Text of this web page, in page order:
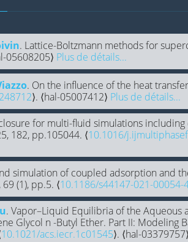
. Lattice-Boltzmann methods for
05608205⟩ Plus de détails...
. On the influence of the heat
⟩. ⟨hal-05007412⟩ Plus de détails...
for multi-fluid simulations
182, pp.105044. ⟨10.1016/
simulation of coupled adsorption and
(1), pp.5. ⟨10.1186/s44147-021-00054-
. Vapor–Liquid Equilibria of the Aqueous
Glycol n -Butyl Ether. Part II: Modeling
10.1021/acs.iecr.1c01545⟩. ⟨hal-03379757⟩